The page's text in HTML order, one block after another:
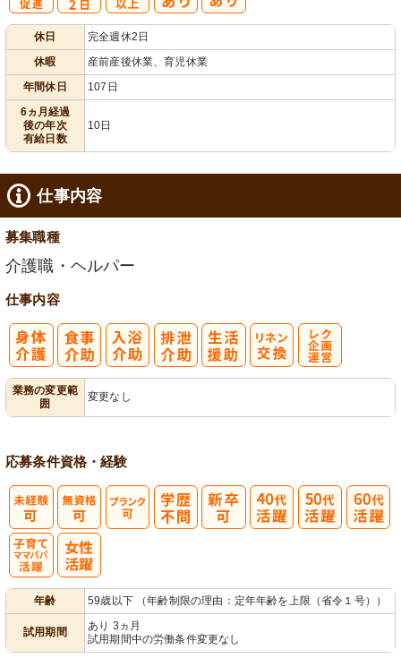
休日
完全週休2日
休暇
産前産後休業、育児休業
年間休日
107日
6ヵ月経過
後の年次
有給日数
10日
仕事内容
募集職種
介護職・ヘルパー
仕事内容
業務の変更範
囲
変更なし
応募条件資格・経験
年齢 59歳以下 （年齢制限の理由：定年年齢を上限（省令１号））
試用期間
あり 3ヵ月
試用期間中の労働条件変更なし